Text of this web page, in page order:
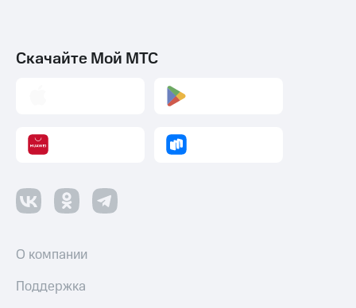
Скачайте Мой МТС
О компании
Поддержка